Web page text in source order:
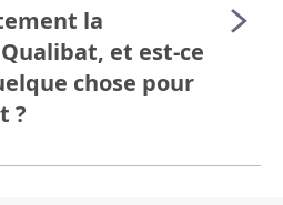
la
et est-ce
chose pour
?